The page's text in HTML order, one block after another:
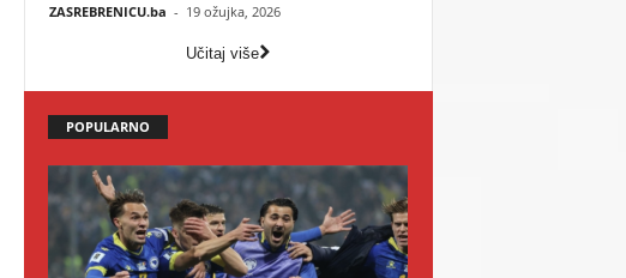
ZASREBRENICU.ba - 19 ožujka, 2026
Učitaj više
POPULARNO